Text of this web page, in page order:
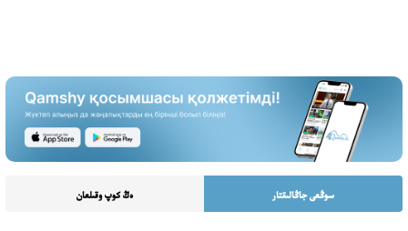
سوڭعى جاڭالىقتار ەڭ كوپ وقىلعان